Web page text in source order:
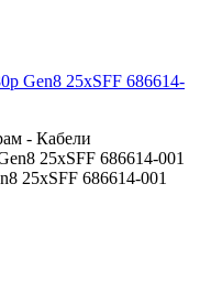
Gen8 25xSFF 686614-
- Кабели
25xSFF 686614-001